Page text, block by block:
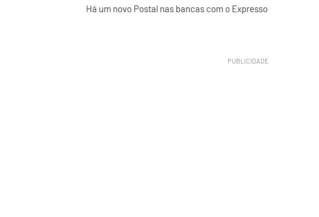
Há um novo Postal nas bancas com o Expresso